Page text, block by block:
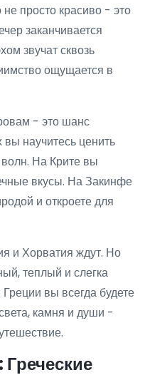
просто красиво - это
заканчивается
звучат сквозь
ощущается в
- это шанс
научитесь ценить
На Крите вы
вкусы. На Закинфе
и откроете для
и Хорватия ждут. Но
теплый и слегка
вы всегда будете
камня и души -